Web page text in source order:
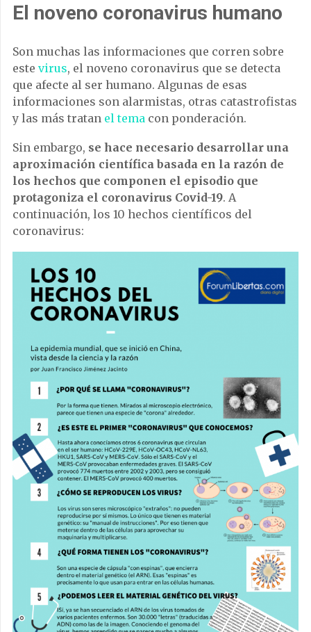
El noveno coronavirus humano
Son muchas las informaciones que corren sobre
este virus, el noveno coronavirus que se detecta
que afecte al ser humano. Algunas de esas
informaciones son alarmistas, otras catastrofistas
y las más tratan el tema con ponderación.
Sin embargo, se hace necesario desarrollar una
aproximación científica basada en la razón de
los hechos que componen el episodio que
protagoniza el coronavirus Covid-19. A
continuación, los 10 hechos científicos del
coronavirus: